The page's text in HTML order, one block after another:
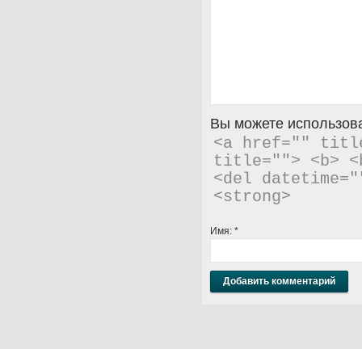
Вы можете
<a href=""
title=""> <b>
<del
<strong>
Имя: *